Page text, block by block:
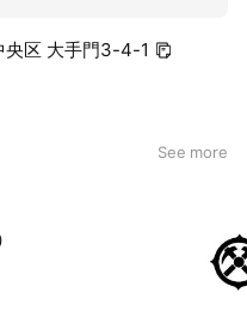
央区 大手門3-4-1
See more